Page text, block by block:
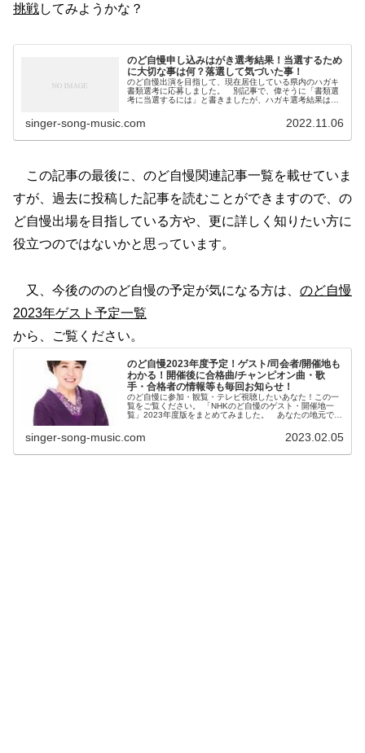
挑戦してみようかな？
のど自慢申し込みはがき選考結果！当選するため
に大切な事は何？落選して気づいた事！
のど自慢出演を目指して、現在居住している県内のハガキ
書類選考に応募しました。 別記事で、偉そうに「書類選
考に当選するには」と書きましたが、ハガキ選考結果は落
singer-song-music.com 2022.11.06
この記事の最後に、のど自慢関連記事一覧を載せていま
すが、過去に投稿した記事を読むことができますので、の
ど自慢出場を目指している方や、更に詳しく知りたい方に
役立つのではないかと思っています。
又、今後のののど自慢の予定が気になる方は、 のど自慢
2023年ゲスト予定一覧
から、ご覧ください。
のど自慢2023年度予定！ゲスト/司会者/開催地も
わかる！開催後に合格曲/チャンピオン曲・歌
手・合格者の情報等も毎回お知らせ！
のど自慢に参加・観覧・テレビ視聴したいあなた！この一
覧をご覧ください。 「NHKのど自慢のゲスト・開催地一
覧」2023年度版をまとめてみました。 あなたの地元でど
singer-song-music.com 2023.02.05